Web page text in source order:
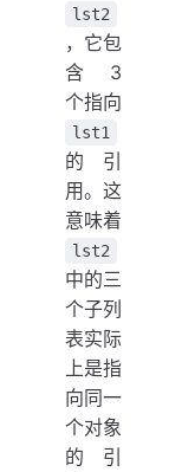
lst2
，它包
含 3
个指向
lst1
的引
用。这
意味着
lst2
中的三
个子列
表实际
上是指
向同一
个对象
的引